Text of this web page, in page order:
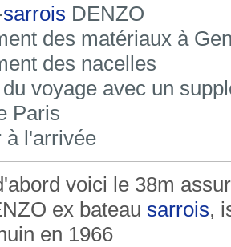
sarrois DENZO
des matériaux à
des nacelles
voyage avec un
Paris
à l'arrivée
voici le 38m
ex bateau sarrois,
en 1966